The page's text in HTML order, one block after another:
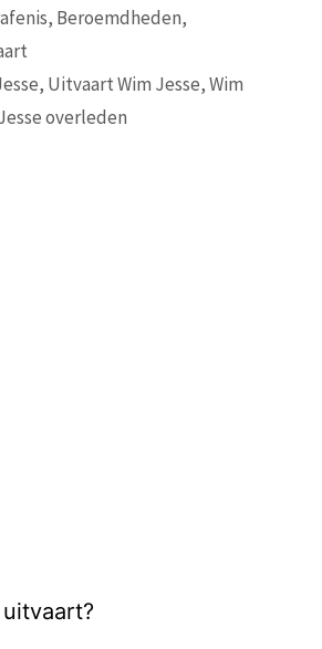
, Beroemdheden,
, Uitvaart Wim Jesse,Wim
overleden